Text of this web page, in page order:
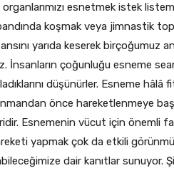
esnetmek istek
koşmak veya jimnastik
yarıda keserek birçoğumuz
çoğunluğu esneme
düşünürler. Esneme hâlâ
önce hareketlenmeye
Esnemenin vücut için önemli
yapmak çok da etkili
dair kanıtlar sunuyor.